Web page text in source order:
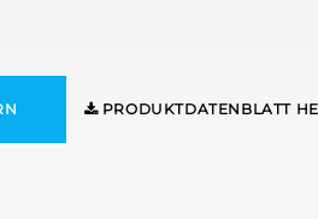
PRODUKTDATENBLATT